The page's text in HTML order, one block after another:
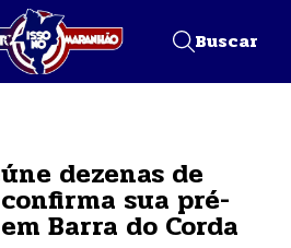
Buscar
dezenas de
sua pré-
Barra do Corda